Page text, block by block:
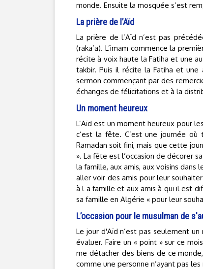
monde. Ensuite la mosquée s’est
La prière de l’Aïd
La prière de l’Aïd n’est pas
(raka’a). L’imam commence la
récite à voix haute la Fatiha et une
takbir. Puis il récite la Fatiha et
sermon commençant par des
échanges de félicitations et à la
Un moment heureux
L’Aïd est un moment heureux pour
c’est la fête. C’est une journée
Ramadan soit fini, mais que cette
». La fête est l’occasion de décorer
la famille, aux amis, aux voisins
aller voir des amis pour leur
à l a famille et aux amis à qui il est
sa famille en Algérie « pour leur
L’occasion pour le musulman de
Le jour d'Aïd n’est pas seulement
évaluer. Faire un « point » sur ce
me détacher des biens de ce
comme une personne n’ayant pas les